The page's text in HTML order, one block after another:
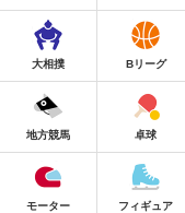
大相撲 Bリーグ
地方競馬 卓球
モーター フィギュア